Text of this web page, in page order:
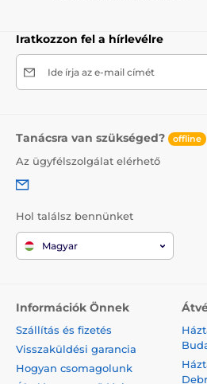
Iratkozzon fel a hírlevélre
Ide írja az e-mail címét
Tanácsra van szükséged? offline
Az ügyfélszolgálat elérhető
Hol találsz bennünket
Magyar
Információk Önnek
Szállítás és fizetés
Visszaküldési garancia
Hogyan csomagolunk